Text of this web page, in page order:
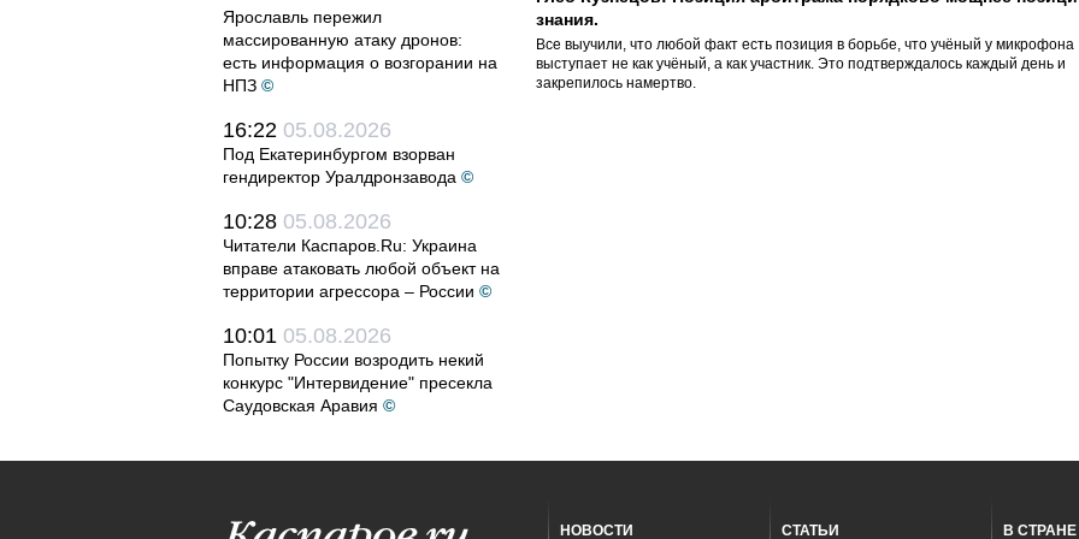
Ярославль пережил
массированную атаку дронов:
есть информация о возгорании на
НПЗ ©
16:22 05.08.2026
Под Екатеринбургом взорван
гендиректор Уралдронзавода ©
10:28 05.08.2026
Читатели Каспаров.Ru: Украина
вправе атаковать любой объект на
территории агрессора – России ©
10:01 05.08.2026
Попытку России возродить некий
конкурс "Интервидение" пресекла
Саудовская Аравия ©
знания.
Все выучили, что любой факт есть позиция в борьбе, что учёный у микрофона
выступает не как учёный, а как участник. Это подтверждалось каждый день и
закрепилось намертво.
НОВОСТИ СТАТЬИ В СТРАНЕ